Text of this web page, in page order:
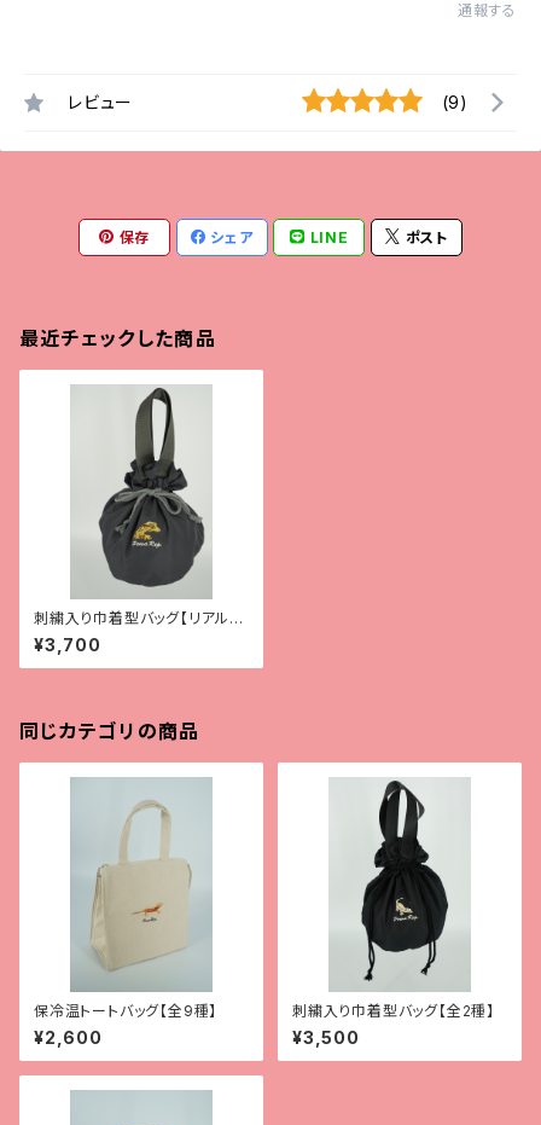
通報する
レビュー (9)
保存 シェア LINE ポスト
最近チェックした商品
刺繍入り巾着型バッグ【リアルタ
ッチ】
¥3,700
同じカテゴリの商品
保冷温トートバッグ【全9種】
¥2,600
刺繍入り巾着型バッグ【全2種】
¥3,500